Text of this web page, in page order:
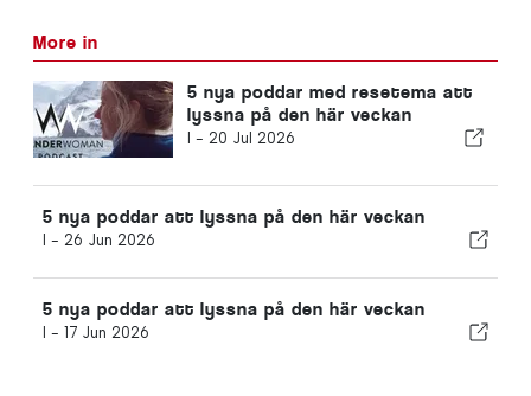
More in
5 nya poddar med resetema att
lyssna på den här veckan
I - 20 Jul 2026
5 nya poddar att lyssna på den här veckan
I - 26 Jun 2026
5 nya poddar att lyssna på den här veckan
I - 17 Jun 2026